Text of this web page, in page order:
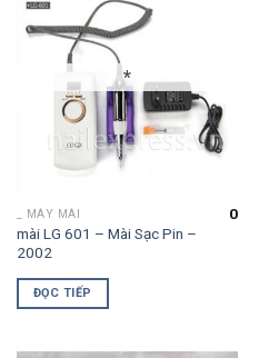
*
_ MÁY MÀI
mài LG 601 – Mài Sạc Pin –
2002
0
ĐỌC TIẾP